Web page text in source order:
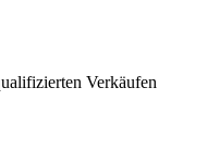
Verkäufen